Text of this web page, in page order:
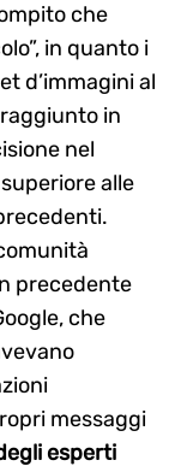
che
in quanto i
d’immagini al
in
nel
alle
precedente
che
messaggi
esperti